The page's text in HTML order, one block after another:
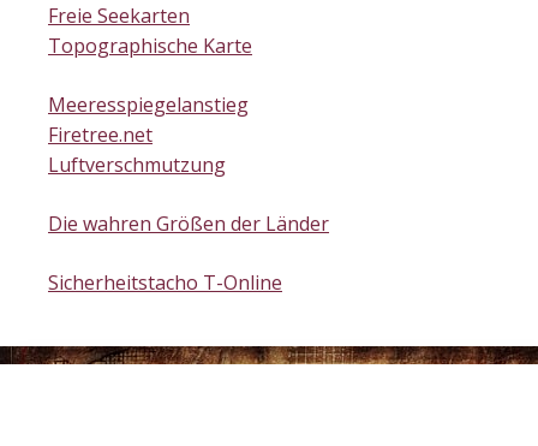
Freie Seekarten
Topographische Karte
Meeresspiegelanstieg
Firetree.net
Luftverschmutzung
Die wahren Größen der Länder
Sicherheitstacho T-Online